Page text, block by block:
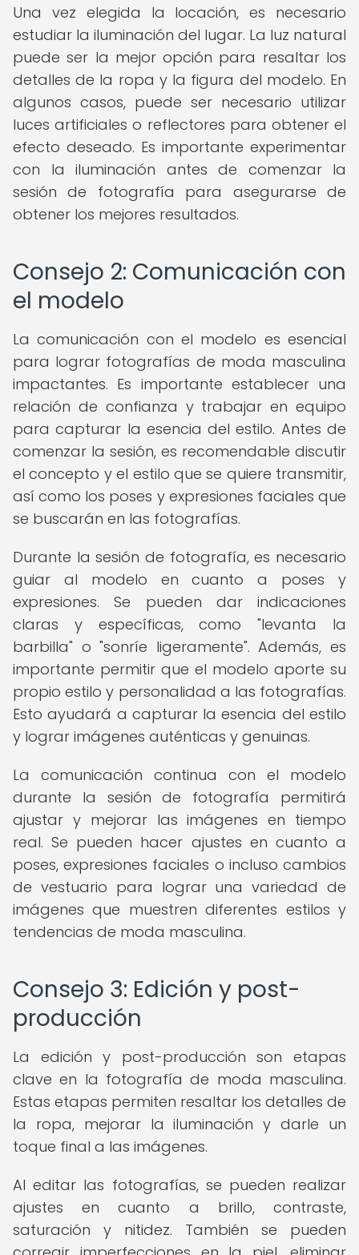
Una vez elegida la locación, es necesario
estudiar la iluminación del lugar. La luz natural
puede ser la mejor opción para resaltar los
detalles de la ropa y la figura del modelo. En
algunos casos, puede ser necesario utilizar
luces artificiales o reflectores para obtener el
efecto deseado. Es importante experimentar
con la iluminación antes de comenzar la
sesión de fotografía para asegurarse de
obtener los mejores resultados.
Consejo 2: Comunicación con
el modelo
La comunicación con el modelo es esencial
para lograr fotografías de moda masculina
impactantes. Es importante establecer una
relación de confianza y trabajar en equipo
para capturar la esencia del estilo. Antes de
comenzar la sesión, es recomendable discutir
el concepto y el estilo que se quiere transmitir,
así como los poses y expresiones faciales que
se buscarán en las fotografías.
Durante la sesión de fotografía, es necesario
guiar al modelo en cuanto a poses y
expresiones. Se pueden dar indicaciones
claras y específicas, como "levanta la
barbilla" o "sonríe ligeramente". Además, es
importante permitir que el modelo aporte su
propio estilo y personalidad a las fotografías.
Esto ayudará a capturar la esencia del estilo
y lograr imágenes auténticas y genuinas.
La comunicación continua con el modelo
durante la sesión de fotografía permitirá
ajustar y mejorar las imágenes en tiempo
real. Se pueden hacer ajustes en cuanto a
poses, expresiones faciales o incluso cambios
de vestuario para lograr una variedad de
imágenes que muestren diferentes estilos y
tendencias de moda masculina.
Consejo 3: Edición y post-
producción
La edición y post-producción son etapas
clave en la fotografía de moda masculina.
Estas etapas permiten resaltar los detalles de
la ropa, mejorar la iluminación y darle un
toque final a las imágenes.
Al editar las fotografías, se pueden realizar
ajustes en cuanto a brillo, contraste,
saturación y nitidez. También se pueden